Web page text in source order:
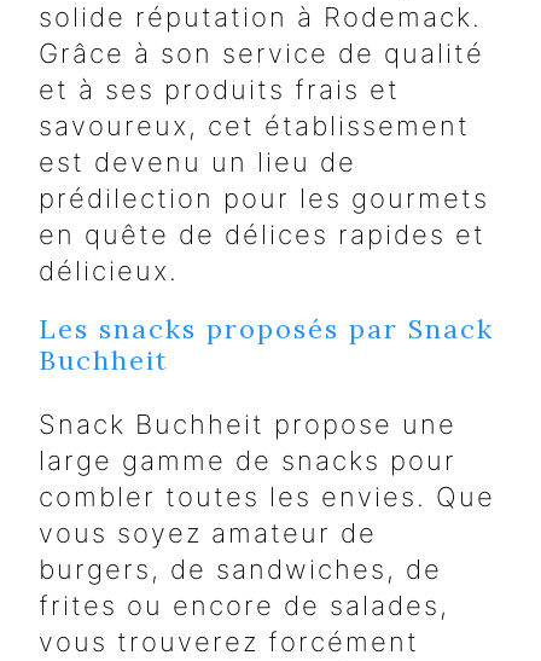
solide réputation à Rodemack.
Grâce à son service de qualité
et à ses produits frais et
savoureux, cet établissement
est devenu un lieu de
prédilection pour les gourmets
en quête de délices rapides et
délicieux.
Les snacks proposés par Snack
Buchheit
Snack Buchheit propose une
large gamme de snacks pour
combler toutes les envies. Que
vous soyez amateur de
burgers, de sandwiches, de
frites ou encore de salades,
vous trouverez forcément